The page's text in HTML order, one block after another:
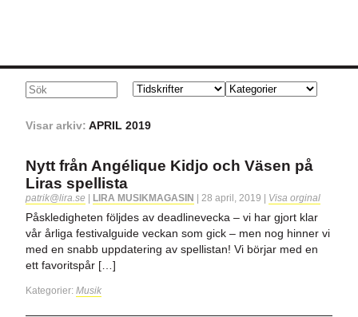
Visar arkiv: APRIL 2019
Nytt från Angélique Kidjo och Väsen på
Liras spellista
patrik@lira.se LIRA MUSIKMAGASIN 28 april, 2019 Visa orginal
Påskledigheten följdes av deadlinevecka – vi har gjort klar
vår årliga festivalguide veckan som gick – men nog hinner vi
med en snabb uppdatering av spellistan! Vi börjar med en
ett favoritspår […]
Kategorier: Musik